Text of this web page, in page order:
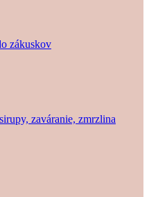
zákuskov
zaváranie, zmrzlina